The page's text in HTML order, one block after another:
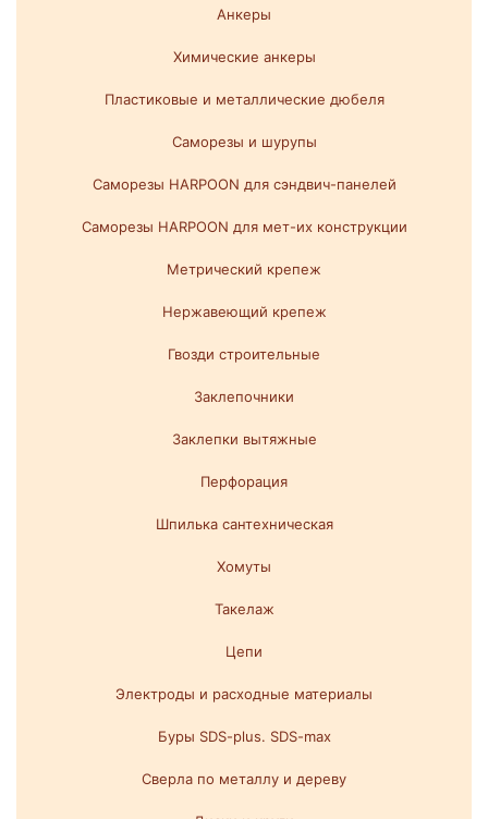
Анкеры
Химические анкеры
Пластиковые и металлические дюбеля
Саморезы и шурупы
Саморезы HARPOON для сэндвич-панелей
Саморезы HARPOON для мет-их конструкции
Метрический крепеж
Нержавеющий крепеж
Гвозди строительные
Заклепочники
Заклепки вытяжные
Перфорация
Шпилька сантехническая
Хомуты
Такелаж
Цепи
Электроды и расходные материалы
Буры SDS-plus. SDS-max
Сверла по металлу и дереву